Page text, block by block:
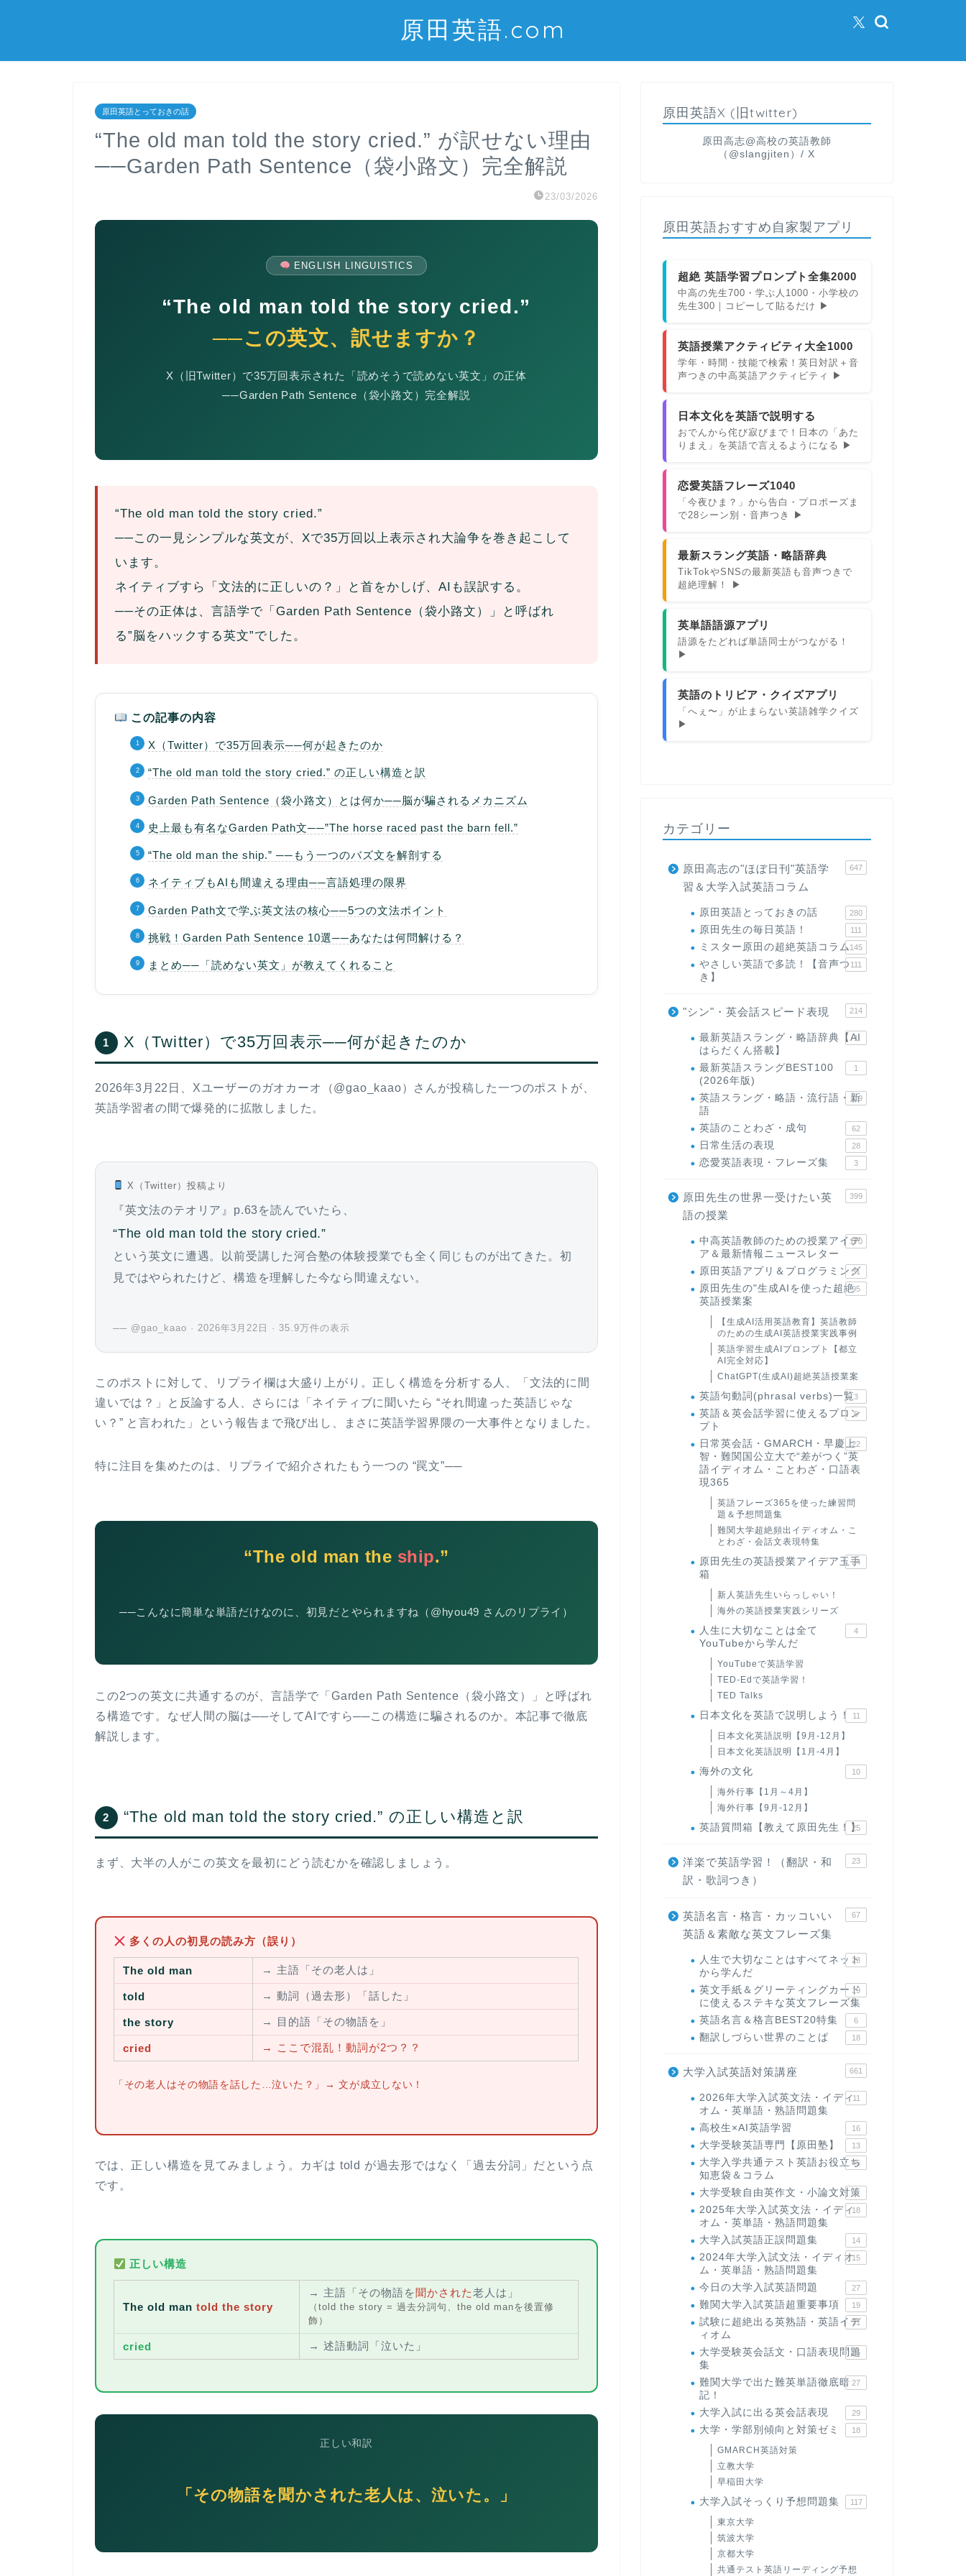
原田英語.com
原田英語とっておきの話
“The old man told the story cried.” が訳せない理由
──Garden Path Sentence（袋小路文）完全解説
23/03/2026
ENGLISH LINGUISTICS
“The old man told the story cried.”
──この英文、訳せますか？
X（旧Twitter）で35万回表示された「読めそうで読めない英文」の正体
──Garden Path Sentence（袋小路文）完全解説
“The old man told the story cried.”
──この一見シンプルな英文が、Xで35万回以上表示され大論争を巻き起こして
います。
ネイティブすら「文法的に正しいの？」と首をかしげ、AIも誤訳する。
──その正体は、言語学で「Garden Path Sentence（袋小路文）」と呼ばれ
る”脳をハックする英文”でした。
この記事の内容
X（Twitter）で35万回表示──何が起きたのか
“The old man told the story cried.” の正しい構造と訳
Garden Path Sentence（袋小路文）とは何か──脳が騙されるメカニズム
史上最も有名なGarden Path文──”The horse raced past the barn fell.”
“The old man the ship.” ──もう一つのバズ文を解剖する
ネイティブもAIも間違える理由──言語処理の限界
Garden Path文で学ぶ英文法の核心──5つの文法ポイント
挑戦！Garden Path Sentence 10選──あなたは何問解ける？
まとめ──「読めない英文」が教えてくれること
1 X（Twitter）で35万回表示──何が起きたのか
2026年3月22日、Xユーザーのガオカーオ（@gao_kaao）さんが投稿した一つのポストが、
英語学習者の間で爆発的に拡散しました。
X（Twitter）投稿より
『英文法のテオリア』p.63を読んでいたら、
“The old man told the story cried.”
という英文に遭遇。以前受講した河合塾の体験授業でも全く同じものが出てきた。初
見ではやられたけど、構造を理解した今なら間違えない。
── @gao_kaao · 2026年3月22日 · 35.9万件の表示
このポストに対して、リプライ欄は大盛り上がり。正しく構造を分析する人、「文法的に間
違いでは？」と反論する人、さらには 「ネイティブに聞いたら “それ間違った英語じゃな
い？” と言われた」
という報告まで飛び出し、まさに英語学習界隈の一大事件となりました。
特に注目を集めたのは、リプライで紹介されたもう一つの “罠文”──
“The old man the ship.”
──こんなに簡単な単語だけなのに、初見だとやられますね（@hyou49 さんのリプライ）
この2つの英文に共通するのが、言語学で 「Garden Path Sentence（袋小路文）」
と呼ばれ
る構造です。なぜ人間の脳は──そしてAIですら──この構造に騙されるのか。本記事で徹底
解説します。
2 “The old man told the story cried.” の正しい構造と訳
まず、大半の人がこの英文を最初にどう読むかを確認しましょう。
多くの人の初見の読み方（誤り）
The old man → 主語「その老人は」
told → 動詞（過去形）「話した」
the story → 目的語「その物語を」
cried → ここで混乱！動詞が2つ？？
「その老人はその物語を話した…泣いた？」→ 文が成立しない！
では、正しい構造を見てみましょう。カギは told が過去形ではなく「過去分詞」 だという点
です。
正しい構造
The old man told the story
→ 主語 「その物語を聞かされた老人は」
（told the story = 過去分詞句、the old manを後置修
飾）
cried → 述語動詞 「泣いた」
正しい和訳
「その物語を聞かされた老人は、泣いた。」
原田英語X (旧twitter)
原田高志@高校の英語教師
（@slangjiten）/ X
原田英語おすすめ自家製アプリ
超絶 英語学習プロンプト全集2000
中高の先生700・学ぶ人1000・小学校の
先生300｜コピーして貼るだけ ▶
英語授業アクティビティ大全1000
学年・時間・技能で検索！英日対訳＋音
声つきの中高英語アクティビティ ▶
日本文化を英語で説明する
おでんから侘び寂びまで！日本の「あた
りまえ」を英語で言えるようになる ▶
恋愛英語フレーズ1040
「今夜ひま？」から告白・プロポーズま
で28シーン別・音声つき ▶
最新スラング英語・略語辞典
TikTokやSNSの最新英語も音声つきで
超絶理解！ ▶
英単語語源アプリ
語源をたどれば単語同士がつながる！
▶
英語のトリビア・クイズアプリ
「へぇ〜」が止まらない英語雑学クイズ
▶
カテゴリー
原田高志の"ほぼ日刊"英語学
習＆大学入試英語コラム
647
原田英語とっておきの話 280
原田先生の毎日英語！ 111
ミスター原田の超絶英語コラム145
やさしい英語で多読！【音声つ
き】
111
"シン"・英会話スピード表現 214
最新英語スラング・略語辞典【AI
はらだくん搭載】
1
最新英語スラングBEST100
(2026年版)
1
英語スラング・略語・流行語・新
語
119
英語のことわざ・成句 62
日常生活の表現 28
恋愛英語表現・フレーズ集 3
原田先生の世界一受けたい英
語の授業
399
中高英語教師のための授業アイデ
ア＆最新情報ニュースレター
170
原田英語アプリ＆プログラミング
31
原田先生の"生成AIを使った超絶
英語授業案
95
【生成AI活用英語教育】英語教師
のための生成AI英語授業実践事例
英語学習生成AIプロンプト【都立
AI完全対応】
ChatGPT(生成AI)超絶英語授業案
英語句動詞(phrasal verbs)一覧3
英語＆英会話学習に使えるプロン
プト
6
日常英会話・GMARCH・早慶上
智・難関国公立大で“差がつく”英
語イディオム・ことわざ・口語表
現365
22
英語フレーズ365を使った練習問
題＆予想問題集
難関大学超絶頻出イディオム・こ
とわざ・会話文表現特集
原田先生の英語授業アイデア玉手
箱
24
新人英語先生いらっしゃい！
海外の英語授業実践シリーズ
人生に大切なことは全て
YouTubeから学んだ
4
YouTubeで英語学習
TED-Edで英語学習！
TED Talks
日本文化を英語で説明しよう！ 11
日本文化英語説明【9月-12月】
日本文化英語説明【1月-4月】
海外の文化 10
海外行事【1月～4月】
海外行事【9月-12月】
英語質問箱【教えて原田先生！】
25
洋楽で英語学習！（翻訳・和
訳・歌詞つき）
23
英語名言・格言・カッコいい
英語＆素敵な英文フレーズ集
67
人生で大切なことはすべてネット
から学んだ
23
英文手紙＆グリーティングカード
に使えるステキな英文フレーズ集
19
英語名言＆格言BEST20特集 6
翻訳しづらい世界のことば 18
大学入試英語対策講座 661
2026年大学入試英文法・イディ
オム・英単語・熟語問題集
11
高校生×AI英語学習 16
大学受験英語専門【原田塾】 13
大学入学共通テスト英語お役立ち
知恵袋＆コラム
45
大学受験自由英作文・小論文対策
8
2025年大学入試英文法・イディ
オム・英単語・熟語問題集
18
大学入試英語正誤問題集 14
2024年大学入試文法・イディオ
ム・英単語・熟語問題集
15
今日の大学入試英語問題 27
難関大学入試英語超重要事項 19
試験に超絶出る英熟語・英語イデ
ィオム
71
大学受験英会話文・口語表現問題
集
35
難関大学で出た難英単語徹底暗
記！
27
大学入試に出る英会話表現 29
大学・学部別傾向と対策ゼミ 18
GMARCH英語対策
立教大学
早稲田大学
大学入試そっくり予想問題集 117
東京大学
筑波大学
京都大学
共通テスト英語リーディング予想